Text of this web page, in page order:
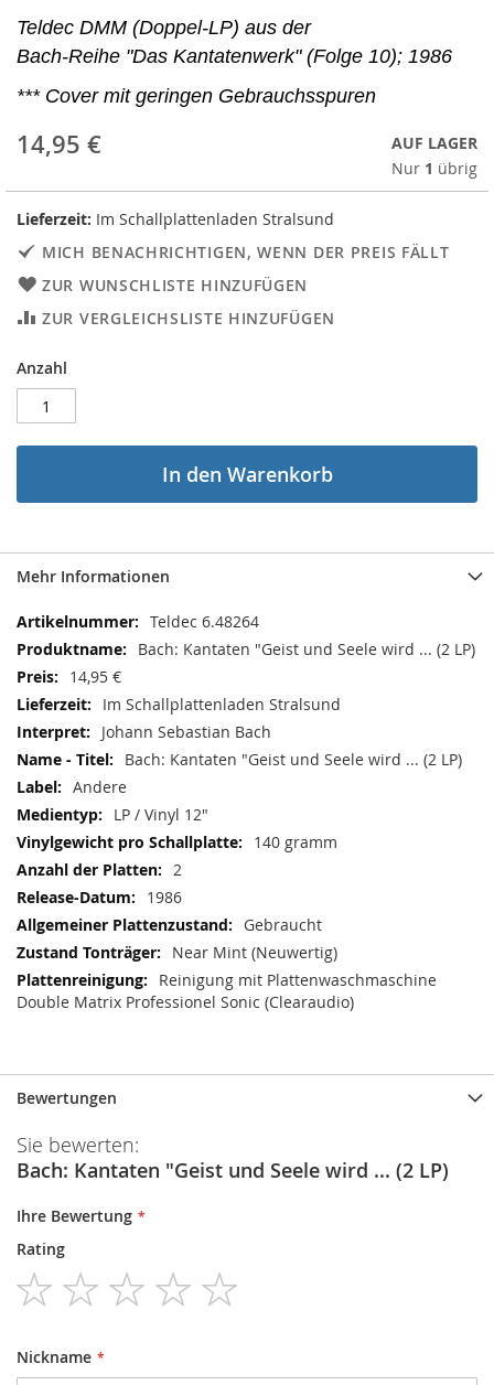
Teldec DMM (Doppel-LP) aus der
Bach-Reihe "Das Kantatenwerk" (Folge 10); 1986
*** Cover mit geringen Gebrauchsspuren
14,95 €
AUF LAGER
Nur 1 übrig
Lieferzeit: Im Schallplattenladen Stralsund
MICH BENACHRICHTIGEN, WENN DER PREIS FÄLLT
ZUR WUNSCHLISTE HINZUFÜGEN
ZUR VERGLEICHSLISTE HINZUFÜGEN
Anzahl
In den Warenkorb
Mehr Informationen
Mehr
Informationen
Teldec 6.48264
Bach: Kantaten "Geist und Seele wird ... (2 LP)
14,95 €
Im Schallplattenladen Stralsund
Johann Sebastian Bach
Bach: Kantaten "Geist und Seele wird ... (2 LP)
Andere
LP / Vinyl 12"
140 gramm
2
1986
Gebraucht
Near Mint (Neuwertig)
Reinigung mit Plattenwaschmaschine
Double Matrix Professionel Sonic (Clearaudio)
Bewertungen
Sie bewerten:
Bach: Kantaten "Geist und Seele wird ... (2 LP)
Ihre Bewertung
Rating
1
star
2
stars
3
stars
4
stars
Nickname